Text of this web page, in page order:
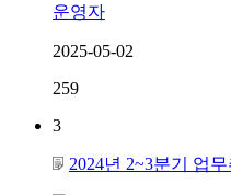
운영자
2025-05-02
259
3
2024년 2~3분기 업